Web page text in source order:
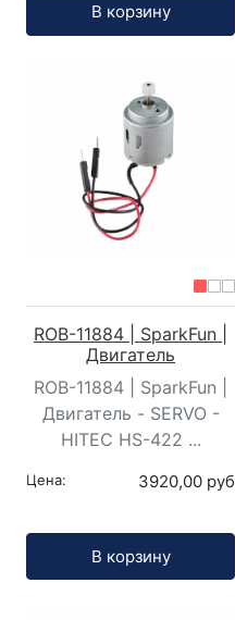
В корзину
ROB-11884 | SparkFun |
Двигатель
ROB-11884 | SparkFun |
Двигатель - SERVO -
HITEC HS-422 ...
Цена: 3920,00 руб
В корзину